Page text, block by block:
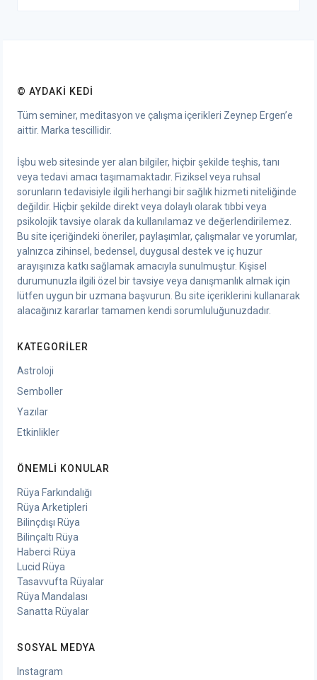
© AYDAKI KEDI
Tüm seminer, meditasyon ve çalışma içerikleri Zeynep Ergen’e
aittir. Marka tescillidir.
İşbu web sitesinde yer alan bilgiler, hiçbir şekilde teşhis, tanı
veya tedavi amacı taşımamaktadır. Fiziksel veya ruhsal
sorunların tedavisiyle ilgili herhangi bir sağlık hizmeti niteliğinde
değildir. Hiçbir şekilde direkt veya dolaylı olarak tıbbi veya
psikolojik tavsiye olarak da kullanılamaz ve değerlendirilemez.
Bu site içeriğindeki öneriler, paylaşımlar, çalışmalar ve yorumlar,
yalnızca zihinsel, bedensel, duygusal destek ve iç huzur
arayışınıza katkı sağlamak amacıyla sunulmuştur. Kişisel
durumunuzla ilgili özel bir tavsiye veya danışmanlık almak için
lütfen uygun bir uzmana başvurun. Bu site içeriklerini kullanarak
alacağınız kararlar tamamen kendi sorumluluğunuzdadır.
KATEGORILER
Astroloji
Semboller
Yazılar
Etkinlikler
ÖNEMLI KONULAR
Rüya Farkındalığı
Rüya Arketipleri
Bilinçdışı Rüya
Bilinçaltı Rüya
Haberci Rüya
Lucid Rüya
Tasavvufta Rüyalar
Rüya Mandalası
Sanatta Rüyalar
SOSYAL MEDYA
Instagram